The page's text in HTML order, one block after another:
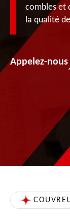
combles et
la qualité
Appelez-nous